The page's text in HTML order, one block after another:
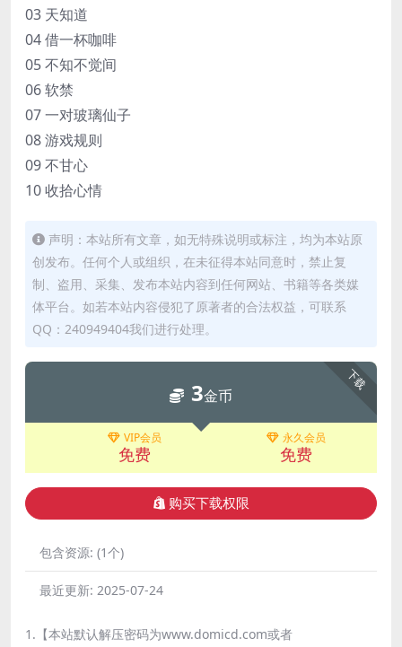
03 天知道
04 借一杯咖啡
05 不知不觉间
06 软禁
07 一对玻璃仙子
08 游戏规则
09 不甘心
10 收拾心情
声明：本站所有文章，如无特殊说明或标注，均为本站原
创发布。任何个人或组织，在未征得本站同意时，禁止复
制、盗用、采集、发布本站内容到任何网站、书籍等各类媒
体平台。如若本站内容侵犯了原著者的合法权益，可联系
QQ：240949404我们进行处理。
下载
3金币
VIP会员
免费
永久会员
免费
购买下载权限
包含资源: (1个)
最近更新: 2025-07-24
1.【本站默认解压密码为www.domicd.com或者